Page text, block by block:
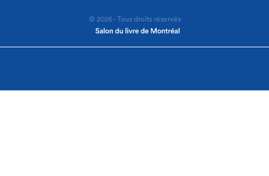
© 2026 - Tous droits réservés